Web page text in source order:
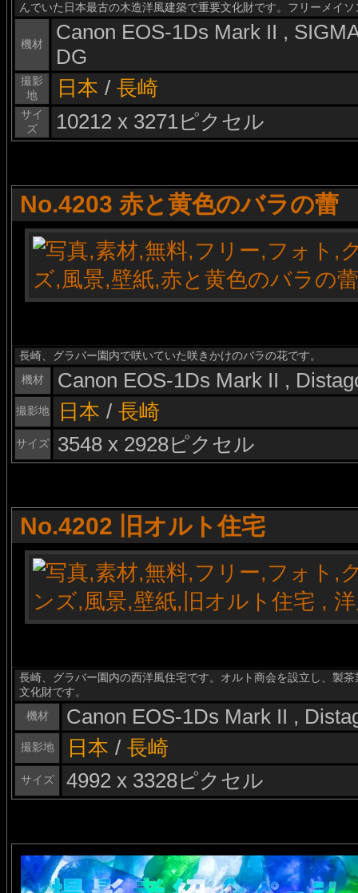
んでいた日本最古の木造洋風建築で重要文化財です。フリーメイ
機材
Canon EOS-1Ds Mark II ,
DG
撮影
地
日本 / 長崎
サイ
ズ
10212 x 3271ピクセル
No.4203 赤と黄色のバラの蕾
長崎、グラバー園内で咲いていた咲きかけのバラの花です。
機材
Canon EOS-1Ds Mark II ,
撮影地 日本 / 長崎
サイズ 3548 x 2928ピクセル
No.4202 旧オルト住宅
長崎、グラバー園内の西洋風住宅です。オルト商会を設立し、製
文化財です。
機材
Canon EOS-1Ds Mark II ,
撮影地 日本 / 長崎
サイズ 4992 x 3328ピクセル